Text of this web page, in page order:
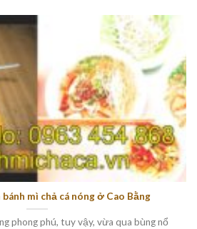
mì chả cá nóng ở Cao Bằng
phong phú, tuy vậy, vừa qua bùng nổ